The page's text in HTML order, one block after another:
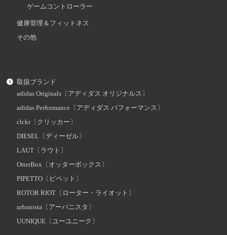
ゲームコントローラー
健康管理＆フィットネス
その他
取扱ブランド
adidas Originals〔アディダス オリジナルス〕
adidas Performance〔アディダス パフォーマンス〕
clckr〔クリッカー〕
DIESEL〔ディーゼル〕
LAUT〔ラウト〕
OtterBox〔オッターボックス〕
PIPETTO〔ピペット〕
ROTOR RIOT〔ローター・ライオット〕
urbanista〔アーバニスタ〕
UUNIQUE〔ユーユニーク〕